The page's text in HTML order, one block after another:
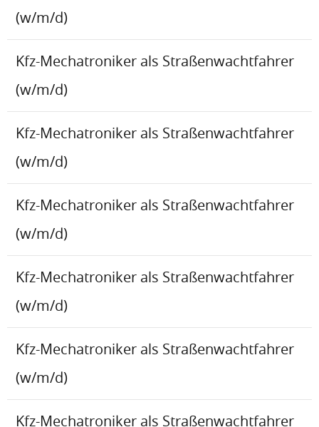
(w/m/d)
Kfz-Mechatroniker als Straßenwachtfahrer
(w/m/d)
Kfz-Mechatroniker als Straßenwachtfahrer
(w/m/d)
Kfz-Mechatroniker als Straßenwachtfahrer
(w/m/d)
Kfz-Mechatroniker als Straßenwachtfahrer
(w/m/d)
Kfz-Mechatroniker als Straßenwachtfahrer
(w/m/d)
Kfz-Mechatroniker als Straßenwachtfahrer